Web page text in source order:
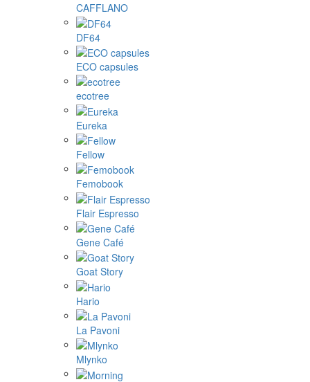
CAFFLANO
DF64
ECO capsules
ecotree
Eureka
Fellow
Femobook
Flair Espresso
Gene Café
Goat Story
Hario
La Pavoni
Mlynko